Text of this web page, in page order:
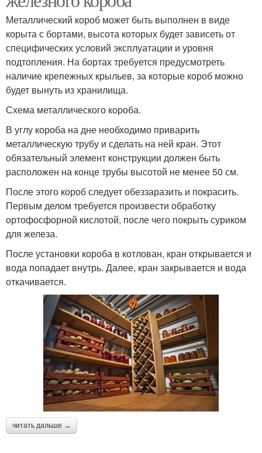
Металлический короб может быть выполнен в виде
корыта с бортами, высота которых будет зависеть от
специфических условий эксплуатации и уровня
подтопления. На бортах требуется предусмотреть
наличие крепежных крыльев, за которые короб можно
будет вынуть из хранилища.
Схема металлического короба.
В углу короба на дне необходимо приварить
металлическую трубу и сделать на ней кран. Этот
обязательный элемент конструкции должен быть
расположен на конце трубы высотой не менее 50 см.
После этого короб следует обеззаразить и покрасить.
Первым делом требуется произвести обработку
ортофосфорной кислотой, после чего покрыть суриком
для железа.
После установки короба в котлован, кран открывается и
вода попадает внутрь. Далее, кран закрывается и вода
откачивается.
читать дальше →